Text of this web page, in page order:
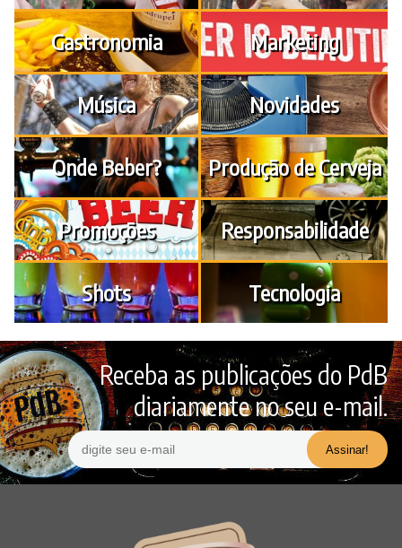
Gastronomia Marketing
Música Novidades
Onde Beber? Produção de Cerveja
Promoções Responsabilidade
Shots Tecnologia
Receba as publicações do PdB
diariamente no seu e-mail.